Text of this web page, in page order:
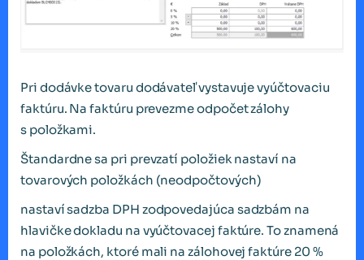
Pri dodávke tovaru dodávateľ vystavuje vyúčtovaciu
faktúru. Na faktúru prevezme odpočet zálohy
s položkami.
Štandardne sa pri prevzatí položiek nastaví na
tovarových položkách (neodpočtových)
nastaví sadzba DPH zodpovedajúca sadzbám na
hlavičke dokladu na vyúčtovacej faktúre. To znamená
na položkách, ktoré mali na zálohovej faktúre 20 %